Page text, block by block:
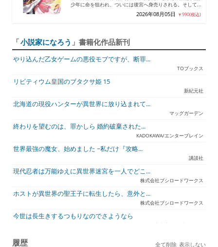
少年に命を狙われ、ついには後宮へ身売りされる。そして...
2026年08月05日 ￥990(税込)
「小説家になろう 」書籍化作品新刊
やり込んだ乙女ゲームの悪役モブですが、断罪...
TOブックス
リビティウム皇国のブタクサ姫 15
新紀元社
北海道の現役ハンターが異世界に放り込まれて...
マッグガーデン
終わりを望むのは、罪かしら 婚約破棄された...
KADOKAWA/エンターブレイン
世界最強の魔女、始めました ~私だけ『攻略...
講談社
現代忍者は万能ゆえに異世界迷宮を一人でどこ...
株式会社ブシロードワークス
ホストが異世界の聖王子に転生したら、意外と...
株式会社ブシロードワークス
今世は長生きするつもりなのでさようなら
宇都宮ケーブルテレビ
ジュリとエレナの森の相談所 ~付与の力であ...
履歴 表示しない
全て削除